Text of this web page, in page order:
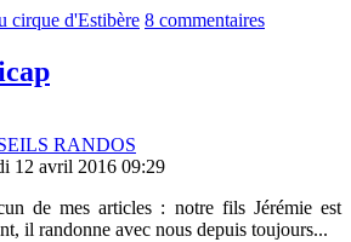
cirque d'Estibère 8 commentaires
RANDOS
12 avril 2016 09:29
de mes articles : notre fils Jérémie est
il randonne avec nous depuis toujours...